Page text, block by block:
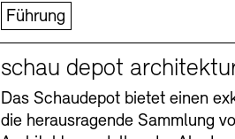
Führung
schau depot
Das Schaudepot bietet einen
die herausragende Sammlung